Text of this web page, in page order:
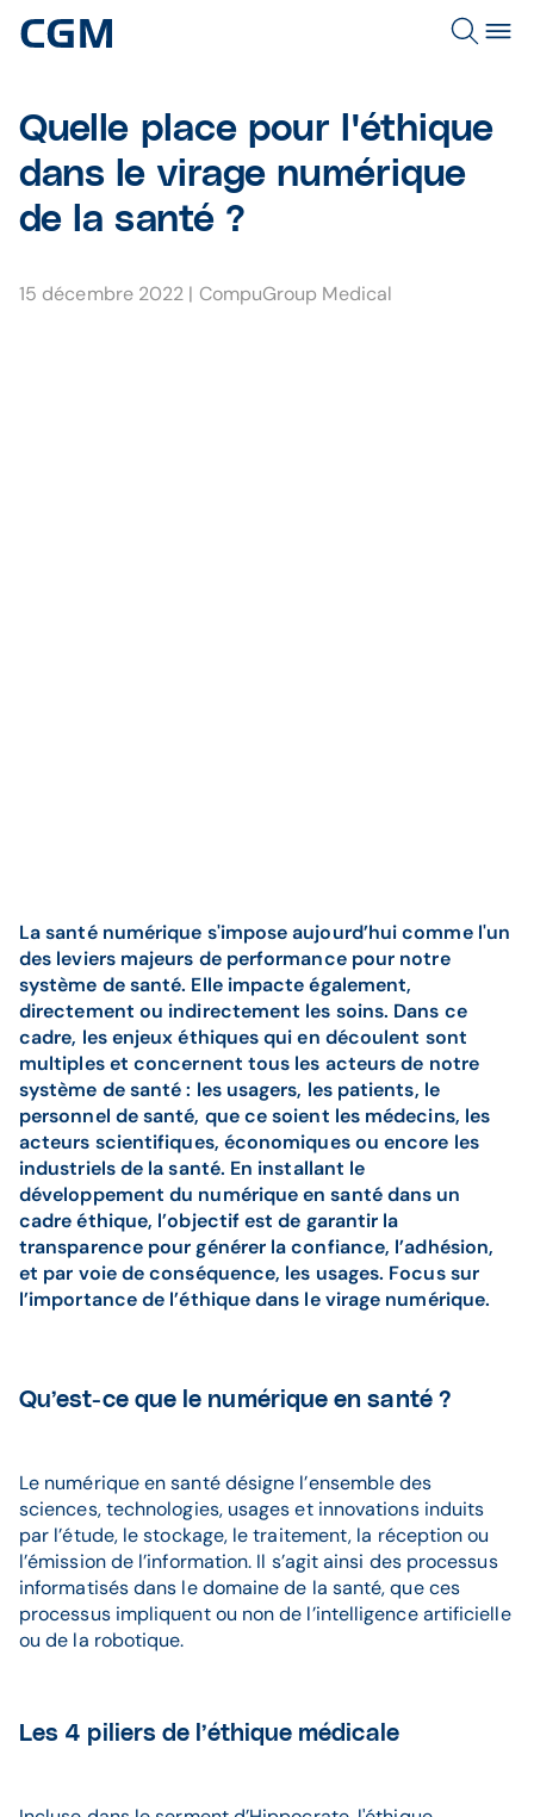
Quelle place pour l'éthique
dans le virage numérique
de la santé ?
15 décembre 2022 | CompuGroup Medical
La santé numérique s'impose aujourd’hui comme l'un
des leviers majeurs de performance pour notre
système de santé. Elle impacte également,
directement ou indirectement les soins. Dans ce
cadre, les enjeux éthiques qui en découlent sont
multiples et concernent tous les acteurs de notre
système de santé : les usagers, les patients, le
personnel de santé, que ce soient les médecins, les
acteurs scientifiques, économiques ou encore les
industriels de la santé. En installant le
développement du numérique en santé dans un
cadre éthique, l’objectif est de garantir la
transparence pour générer la confiance, l’adhésion,
et par voie de conséquence, les usages. Focus sur
l’importance de l’éthique dans le virage numérique.
Qu’est-ce que le numérique en santé ?
Le numérique en santé désigne l’ensemble des
sciences, technologies, usages et innovations induits
par l’étude, le stockage, le traitement, la réception ou
l’émission de l’information. Il s’agit ainsi des processus
informatisés dans le domaine de la santé, que ces
processus impliquent ou non de l’intelligence artificielle
ou de la robotique.
Les 4 piliers de l’éthique médicale